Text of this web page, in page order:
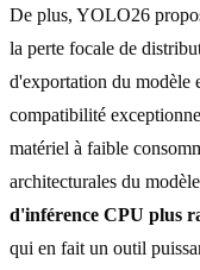
De plus, YOLO26
la perte focale de
d'exportation du modèle
compatibilité
matériel à faible
architecturales du
d'inférence CPU plus
qui en fait un outil